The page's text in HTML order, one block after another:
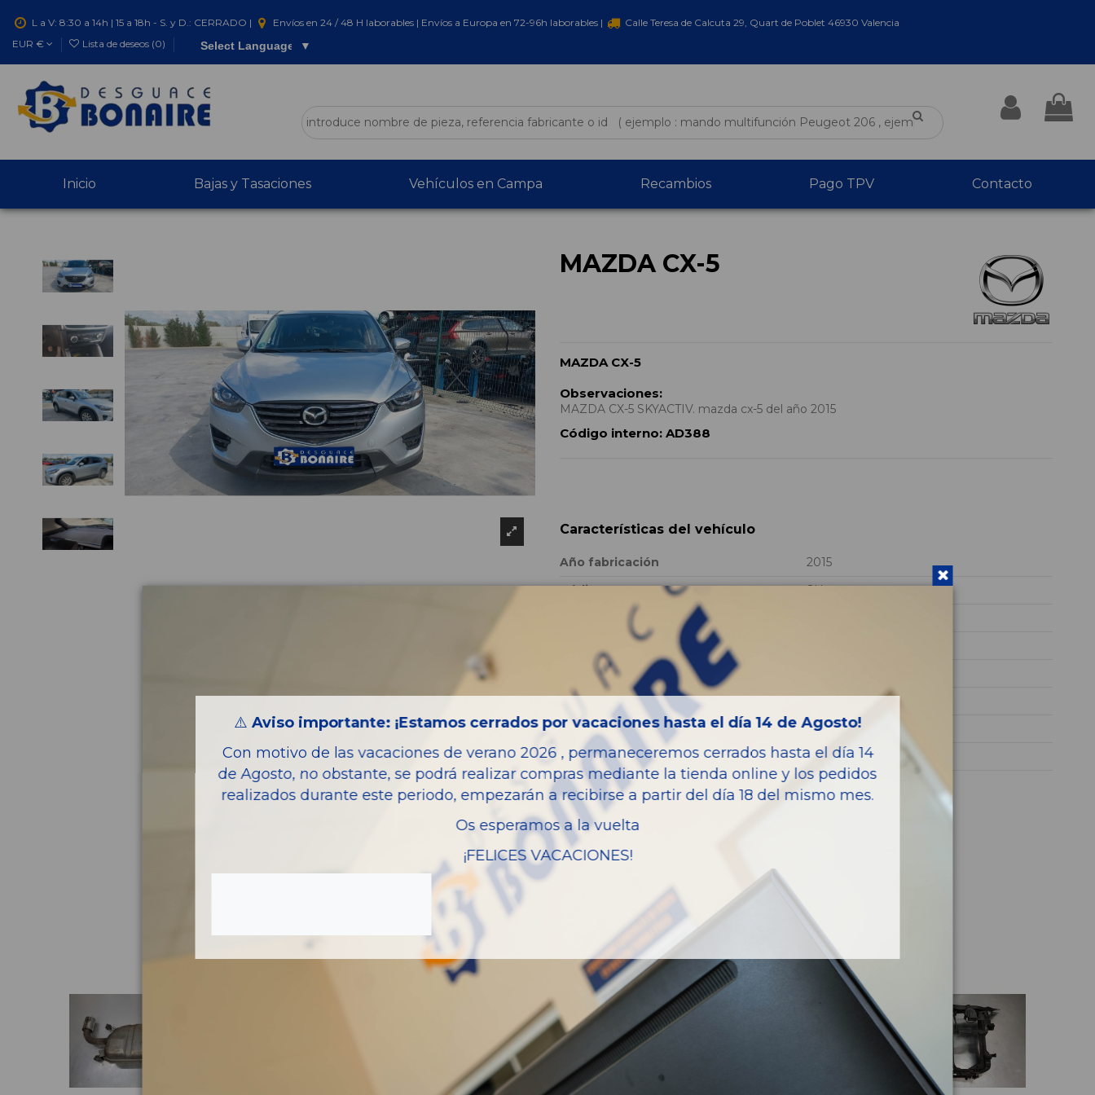
L a V: 8:30 a 14h | 15 a 18h - S. y D.: CERRADO | Envíos en 24 / 48 H laborables | Envíos a Europa en 72-96h laborables |
Calle Teresa de Calcuta 29, Quart de Poblet 46930 Valencia
EUR €
Lista de deseos (0) Select Language ▼
Inicio Bajas y Tasaciones Vehículos en Campa Recambios Pago TPV Contacto
MAZDA CX-5
MAZDA CX-5
Observaciones:
MAZDA CX-5 SKYACTIV. mazda cx-5 del año 2015
Código interno: AD388
Características del vehículo
Año fabricación
2015
Código motor
SH
Combustible
Potencia
147CV 110KW
Modelo
CX-5
Piezas almacenadas del vehículo
⚠️ Aviso importante: ¡Estamos cerrados por vacaciones hasta el día 14 de Agosto!
Con motivo de las vacaciones de verano 2026 , permaneceremos cerrados hasta el día 14
de Agosto, no obstante, se podrá realizar compras mediante la tienda online y los pedidos
realizados durante este periodo, empezarán a recibirse a partir del día 18 del mismo mes.
Os esperamos a la vuelta
¡FELICES VACACIONES!